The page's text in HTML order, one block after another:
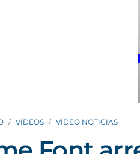
VÍDEOS VÍDEO NOTICIAS